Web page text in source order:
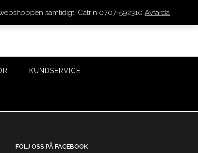
KUNDSERVICE
FÖLJ OSS PÅ FACEBOOK
samtidigt. Catrin 0707-592310 Avfärda